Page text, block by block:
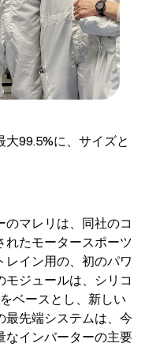
99.5%に、サイズと
マレリは、同社のコ
れたモータースポーツ
レイン用の、初のパワ
ジュールは、シリコ
ベースとし、新しい
最先端システムは、今
なインバーターの主要